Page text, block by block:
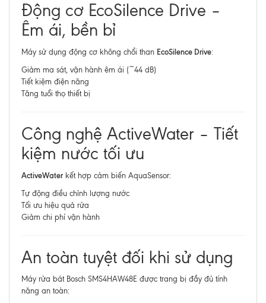
Động cơ EcoSilence Drive –
Êm ái, bền bỉ
Máy sử dụng động cơ không chổi than EcoSilence Drive:
Giảm ma sát, vận hành êm ái (~44 dB)
Tiết kiệm điện năng
Tăng tuổi thọ thiết bị
Công nghệ ActiveWater – Tiết
kiệm nước tối ưu
ActiveWater kết hợp cảm biến AquaSensor:
Tự động điều chỉnh lượng nước
Tối ưu hiệu quả rửa
Giảm chi phí vận hành
An toàn tuyệt đối khi sử dụng
Máy rửa bát Bosch SMS4HAW48E được trang bị đầy đủ tính
năng an toàn: